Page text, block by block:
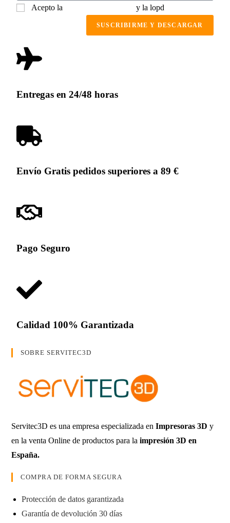
Acepto la y la lopd
SUSCRIBIRME Y DESCARGAR
Entregas en 24/48 horas
Envío Gratis pedidos superiores a 89 €
Pago Seguro
Calidad 100% Garantizada
SOBRE SERVITEC3D
Servitec3D es una empresa especializada enImpresoras 3D y
en la venta Online de productos para laimpresión 3D en
España.
COMPRA DE FORMA SEGURA
Protección de datos garantizada
Garantía de devolución 30 días